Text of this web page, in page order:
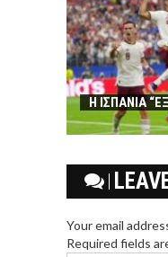
Η ΙΣΠΑΝΙΑ
Your email
Required fields